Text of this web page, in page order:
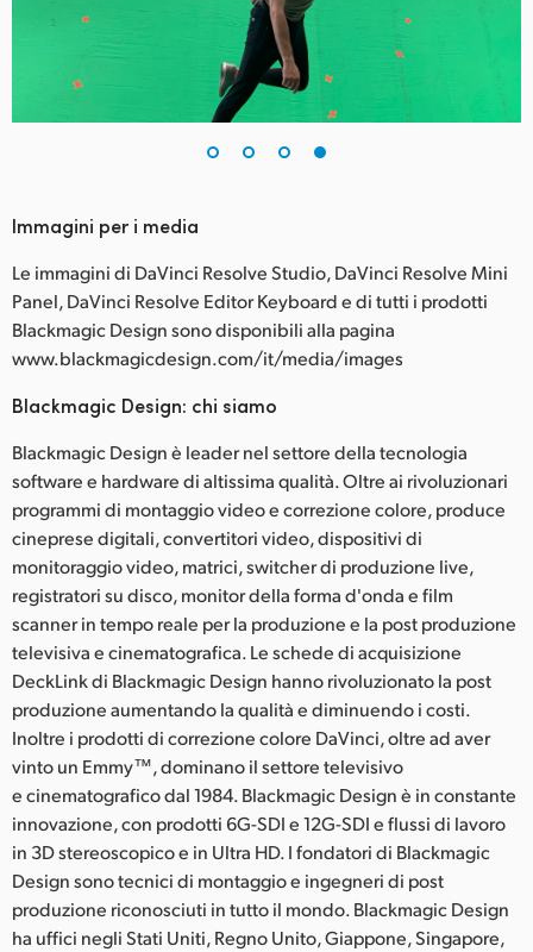
Immagini per i media
Le immagini di DaVinci Resolve Studio, DaVinci Resolve Mini
Panel, DaVinci Resolve Editor Keyboard e di tutti i prodotti
Blackmagic Design sono disponibili alla pagina
www.blackmagicdesign.com/it/media/images
Blackmagic Design: chi siamo
Blackmagic Design è leader nel settore della tecnologia
software e hardware di altissima qualità. Oltre ai rivoluzionari
programmi di montaggio video e correzione colore, produce
cineprese digitali, convertitori video, dispositivi di
monitoraggio video, matrici, switcher di produzione live,
registratori su disco, monitor della forma d'onda e film
scanner in tempo reale per la produzione e la post produzione
televisiva e cinematografica. Le schede di acquisizione
DeckLink di Blackmagic Design hanno rivoluzionato la post
produzione aumentando la qualità e diminuendo i costi.
Inoltre i prodotti di correzione colore DaVinci, oltre ad aver
vinto un Emmy™, dominano il settore televisivo
e cinematografico dal 1984. Blackmagic Design è in constante
innovazione, con prodotti 6G-SDI e 12G-SDI e flussi di lavoro
in 3D stereoscopico e in Ultra HD. I fondatori di Blackmagic
Design sono tecnici di montaggio e ingegneri di post
produzione riconosciuti in tutto il mondo. Blackmagic Design
ha uffici negli Stati Uniti, Regno Unito, Giappone, Singapore,